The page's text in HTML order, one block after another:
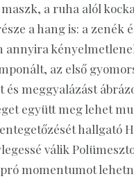
a ruha alól
a hang is: a
annyira
az első
és meggyalázást
együtt meg lehet
hallgató
válik
momentumot